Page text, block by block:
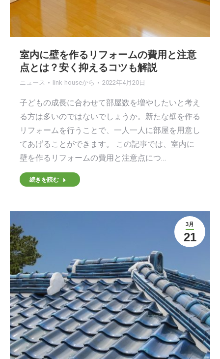
室内に壁を作るリフォームの費用と注意
点とは？安く抑えるコツも解説
ニュース link-houseから 2022年4月20日
子どもの成長に合わせて部屋数を増やしたいと考え
る方は多いのではないでしょうか。新たな壁を作る
リフォームを行うことで、一人一人に部屋を用意し
てあげることができます。 この記事では、室内に
壁を作るリフォームの費用と注意点につ…
続きを読む
3月
21